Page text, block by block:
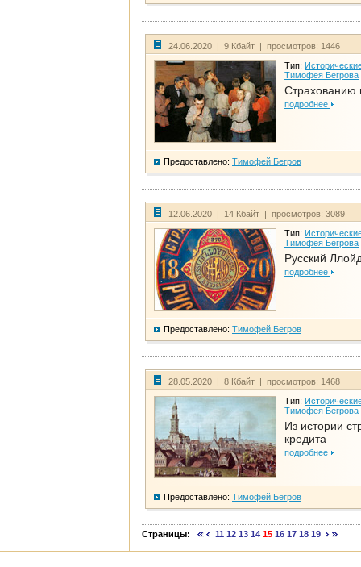
24.06.2020 | 9 Кбайт | просмотров: 1446
Тип:
Тимофея Бегрова
Страхованию
подробнее
Предоставлено: Тимофей Бегров
12.06.2020 | 14 Кбайт | просмотров: 3089
Тип:
Тимофея Бегрова
Русский
подробнее
Предоставлено: Тимофей Бегров
28.05.2020 | 8 Кбайт | просмотров: 1468
Тип:
Тимофея Бегрова
Из истории
кредита
подробнее
Предоставлено: Тимофей Бегров
Страницы: 11 12 13 14 15 16 17 18 19